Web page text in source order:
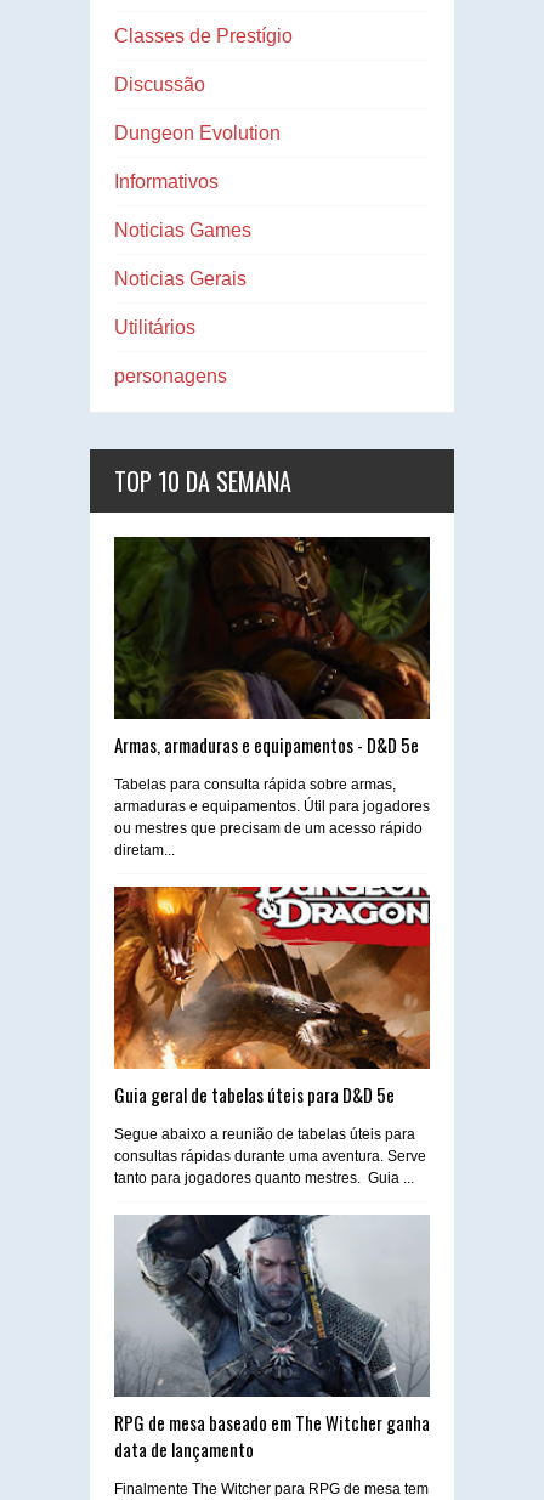
Classes de Prestígio
Discussão
Dungeon Evolution
Informativos
Noticias Games
Noticias Gerais
Utilitários
personagens
TOP 10 DA SEMANA
Armas, armaduras e equipamentos - D&D 5e
Tabelas para consulta rápida sobre armas,
armaduras e equipamentos. Útil para jogadores
ou mestres que precisam de um acesso rápido
diretam...
Guia geral de tabelas úteis para D&D 5e
Segue abaixo a reunião de tabelas úteis para
consultas rápidas durante uma aventura. Serve
tanto para jogadores quanto mestres. Guia ...
RPG de mesa baseado em The Witcher ganha
data de lançamento
Finalmente The Witcher para RPG de mesa tem